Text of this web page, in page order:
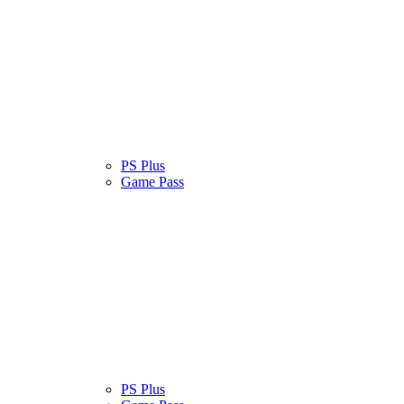
PS Plus
Game Pass
PS Plus